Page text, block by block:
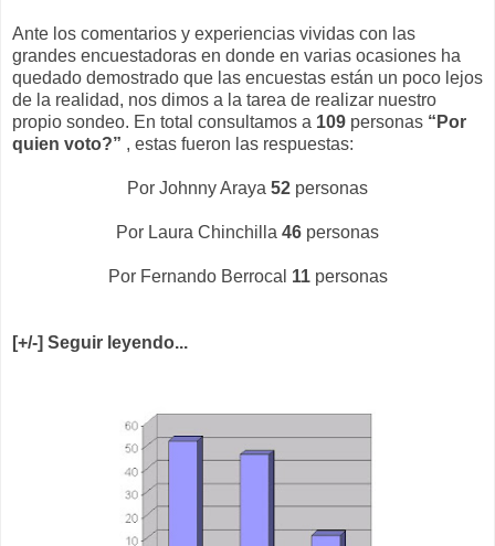
Ante los comentarios y experiencias vividas con las
grandes encuestadoras en donde en varias ocasiones ha
quedado demostrado que las encuestas están un poco lejos
de la realidad, nos dimos a la tarea de realizar nuestro
propio sondeo. En total consultamos a 109 personas “Por
quien voto?” , estas fueron las respuestas:
Por Johnny Araya 52 personas
Por Laura Chinchilla 46 personas
Por Fernando Berrocal 11personas
[+/-] Seguir leyendo...